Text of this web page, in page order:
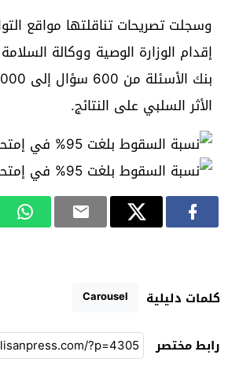
وسجلت تصريحات تناقلتها مواقع
إقدام الوزارة الوصية ووكالة
الأثر السلبي على النتائج.
كلمات دليلية Carousel
رابط مختصر